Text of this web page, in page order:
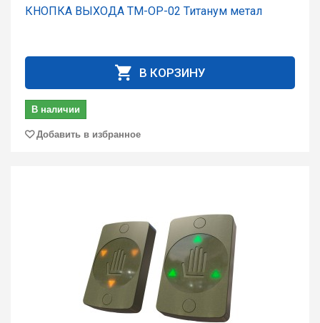
КНОПКА ВЫХОДА TM-OP-02 Титанум метал
В КОРЗИНУ
В наличии
Добавить в избранное